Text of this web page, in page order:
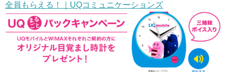
全員もらえる！｜UQコミュニケーションズ